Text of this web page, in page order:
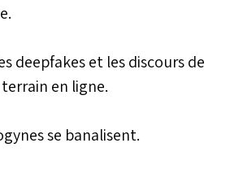
deepfakes et les discours de
en ligne.
se banalisent.